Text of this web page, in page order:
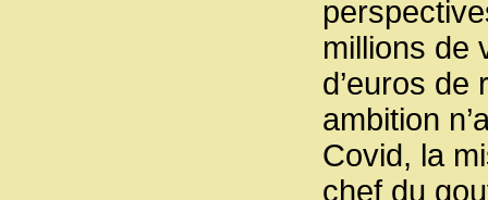
millions de
d’euros
ambition
Covid, la
chef du